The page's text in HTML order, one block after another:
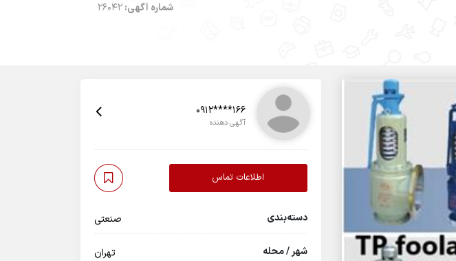
شماره آگهی:26042
0912****166
آگهی دهنده
اطلاعات تماس
دسته‌بندی صنعتی
شهر / محله تهران